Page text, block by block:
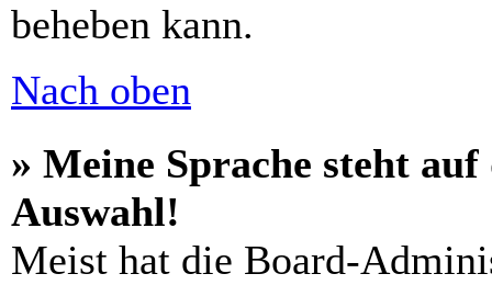
beheben kann.
Nach oben
» Meine Sprache steht
Auswahl!
Meist hat die Board-